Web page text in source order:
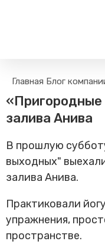
Пассажирам
Билетные кассы на
Способы оплаты
Камеры хранения
Правила
пассажирам
Прочие услуги
Моя карта попала в
Единый номер
112
Главная Блог
«Пригородные
залива Анива
В прошлую
выходных"
залива Анива.
Практиковали
упражнения,
пространстве.